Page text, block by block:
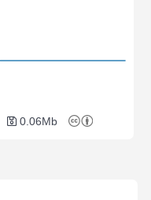
0.06Mb